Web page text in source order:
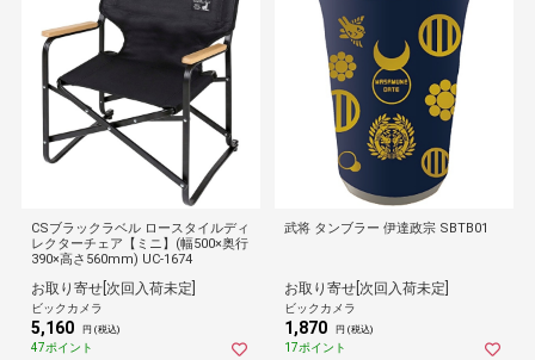
CSブラックラベル ロースタイルディ
レクターチェア【ミニ】(幅500×奥行
390×高さ560mm) UC-1674
お取り寄せ[次回入荷未定]
ビックカメラ
5,160 円 (税込)
47ポイント
武将 タンブラー 伊達政宗 SBTB01
お取り寄せ[次回入荷未定]
ビックカメラ
1,870 円 (税込)
17ポイント